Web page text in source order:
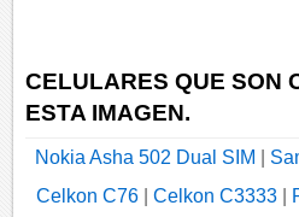
CELULARES QUE SON
ESTA IMAGEN.
Nokia Asha 502 Dual SIM
Celkon C76
Celkon C3333